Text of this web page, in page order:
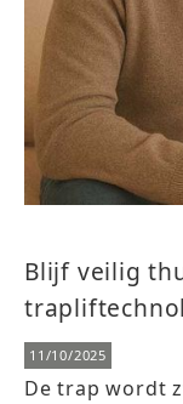
Blijf veilig
11/10/2025
De trap wordt